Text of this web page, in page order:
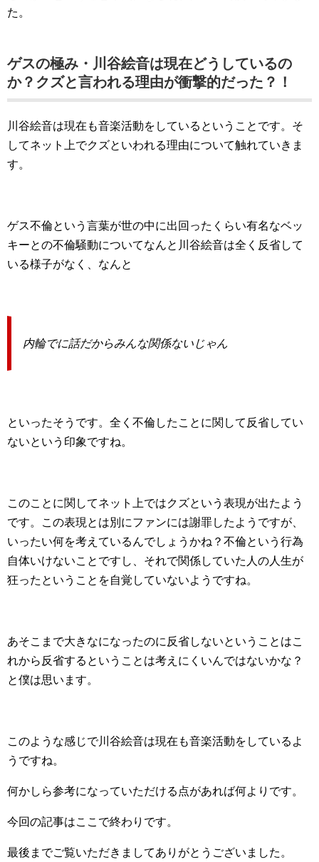
た。
ゲスの極み・川谷絵音は現在どうしているの
か？クズと言われる理由が衝撃的だった？！
川谷絵音は現在も音楽活動をしているということです。そ
してネット上でクズといわれる理由について触れていきま
す。
ゲス不倫という言葉が世の中に出回ったくらい有名なベッ
キーとの不倫騒動についてなんと川谷絵音は全く反省して
いる様子がなく、なんと
内輪でに話だからみんな関係ないじゃん
といったそうです。全く不倫したことに関して反省してい
ないという印象ですね。
このことに関してネット上ではクズという表現が出たよう
です。この表現とは別にファンには謝罪したようですが、
いったい何を考えているんでしょうかね？不倫という行為
自体いけないことですし、それで関係していた人の人生が
狂ったということを自覚していないようですね。
あそこまで大きなになったのに反省しないということはこ
れから反省するということは考えにくいんではないかな？
と僕は思います。
このような感じで川谷絵音は現在も音楽活動をしているよ
うですね。
何かしら参考になっていただける点があれば何よりです。
今回の記事はここで終わりです。
最後までご覧いただきましてありがとうございました。